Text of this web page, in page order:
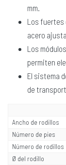
mm.
Los fuertes
acero
Los
permiten
El sistema
de
Ancho de rodillos
Número de pies
Número de rodillos
Ø del rodillo